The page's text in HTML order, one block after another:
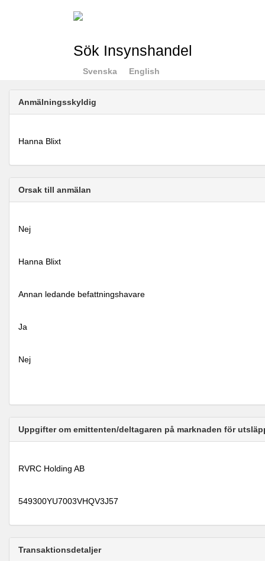
Sök Insynshandel
Svenska English
Anmälningsskyldig
Hanna Blixt
Orsak till anmälan
Nej
Hanna Blixt
Annan ledande befattningshavare
Ja
Nej
Uppgifter om emittenten/deltagaren på marknaden för
RVRC Holding AB
549300YU7003VHQV3J57
Transaktionsdetaljer